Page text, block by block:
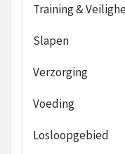
Training &
Slapen
Verzorging
Voeding
Losloopgebied